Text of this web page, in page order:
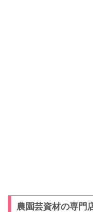
農園芸資材の専門